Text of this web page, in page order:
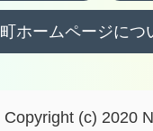
町ホームページにつ
Copyright (c) 2020